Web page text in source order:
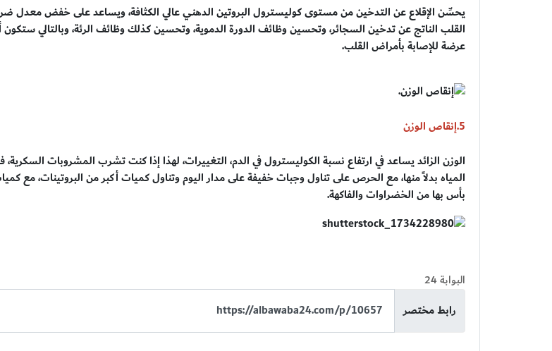
يحسِّن الإقلاع عن التدخين من مستوى كوليسترول البروتين الدهني عالي الكثافة، ويساعد على خفض معدل
القلب الناتج عن تدخين السجائر، وتحسين وظائف الدورة الدموية، وتحسين كذلك وظائف الرئة، وبالتالي
عرضة للإصابة بأمراض القلب.
5.إنقاص الوزن
الوزن الزائد يساعد في ارتفاع نسبة الكوليسترول في الدم، التغييرات، لهذا إذا كنت تشرب المشروبات
المياه بدلاً منها، مع الحرص على تناول وجبات خفيفة على مدار اليوم وتناول كميات أكبر من البروتينات، مع
بأس بها من الخضراوات والفاكهة.
البوابة 24
رابط مختصر